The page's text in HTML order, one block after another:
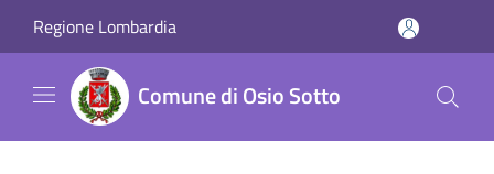
Regione Lombardia
Comune di Osio Sotto